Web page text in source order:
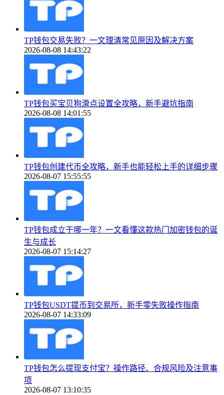
TP钱包交易失败？一文理清常见原因及解决方案
2026-08-08 14:43:22
TP钱包买宝贝狗滑点设置全攻略，新手避坑指南
2026-08-08 14:01:55
TP钱包创建代币全攻略，新手也能轻松上手的详细步骤
2026-08-07 15:55:55
TP钱包成立于哪一年？一文看懂这款热门加密钱包的诞
生与成长
2026-08-07 15:14:27
TP钱包USDT提币到交易所，新手零失败操作指南
2026-08-07 14:33:09
TP钱包怎么提现支付宝？操作路径、合规风险及注意事
项
2026-08-07 13:10:35